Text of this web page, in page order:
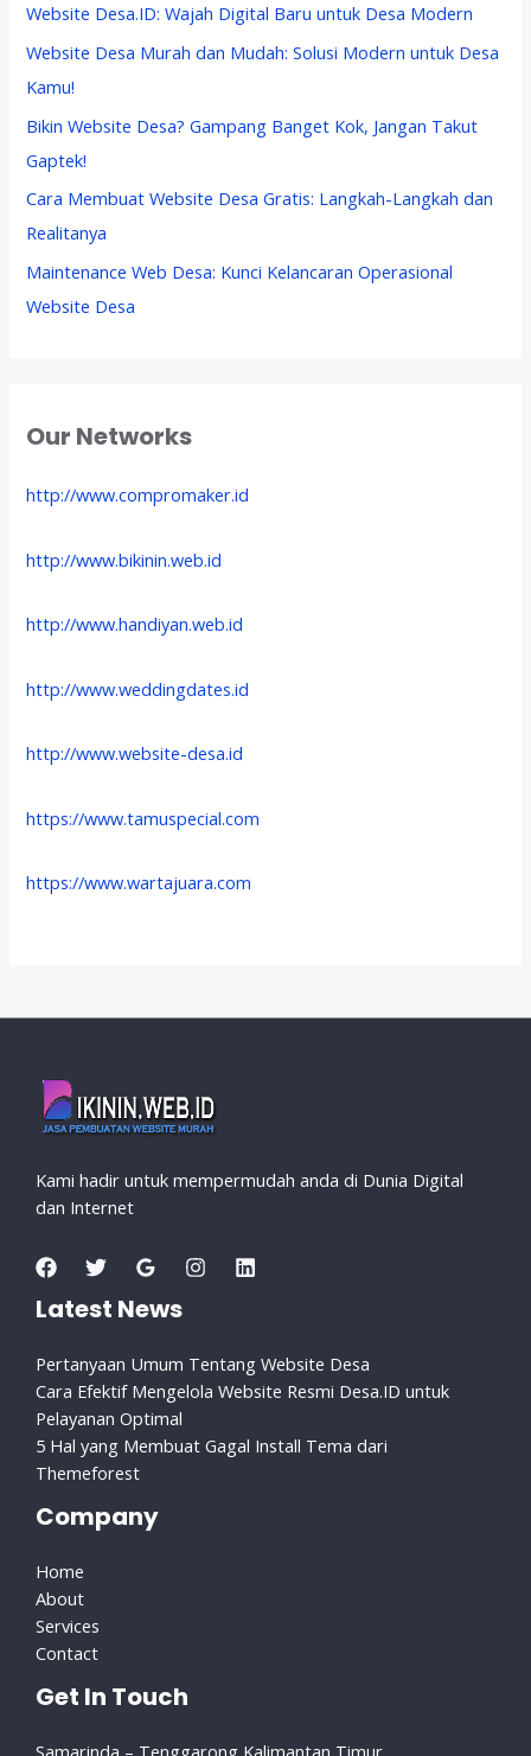
Website Desa.ID: Wajah Digital Baru untuk Desa Modern
Website Desa Murah dan Mudah: Solusi Modern untuk Desa
Kamu!
Bikin Website Desa? Gampang Banget Kok, Jangan Takut
Gaptek!
Cara Membuat Website Desa Gratis: Langkah-Langkah dan
Realitanya
Maintenance Web Desa: Kunci Kelancaran Operasional
Website Desa
Our Networks
http://www.compromaker.id
http://www.bikinin.web.id
http://www.handiyan.web.id
http://www.weddingdates.id
http://www.website-desa.id
https://www.tamuspecial.com
https://www.wartajuara.com
Kami hadir untuk mempermudah anda di Dunia Digital
dan Internet
Latest News
Pertanyaan Umum Tentang Website Desa
Cara Efektif Mengelola Website Resmi Desa.ID untuk
Pelayanan Optimal
5 Hal yang Membuat Gagal Install Tema dari
Themeforest
Company
Home
About
Services
Contact
Get In Touch